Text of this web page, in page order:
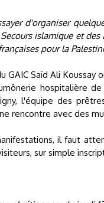
d'organiser
islamique et
pour la
GAIC Saïd Ali
hospitalière
l'équipe des
rencontre avec des
il faut
sur simple